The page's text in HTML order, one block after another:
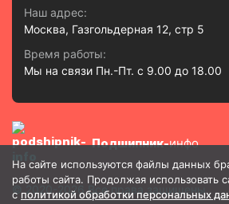
Наш адрес:
Москва, Газгольдерная 12, стр 5
Время работы:
Мы на связи Пн.-Пт. с 9.00 до 18.00
Подшипник-инфо
© 2020-2026 Все права защищены
На сайте используются файлы данных
работы сайта. Продолжая использовать
с политикой обработки персональных